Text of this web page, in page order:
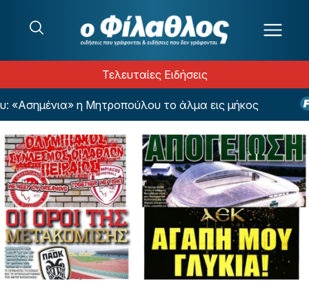
Τελευταίες Ειδήσεις
Μητροπούλου το άλμα εις μήκος Κούζεμανς: